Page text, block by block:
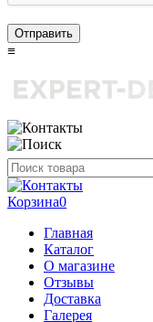
Отправить
≡
Корзина0
Главная
Каталог
О магазине
Отзывы
Доставка
Галерея